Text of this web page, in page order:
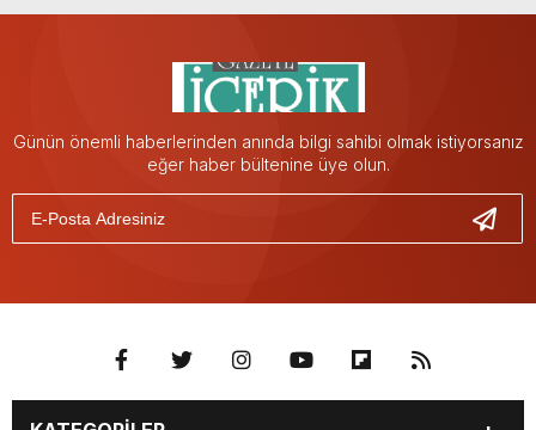
Günün önemli haberlerinden anında bilgi sahibi olmak istiyorsanız
eğer haber bültenine üye olun.